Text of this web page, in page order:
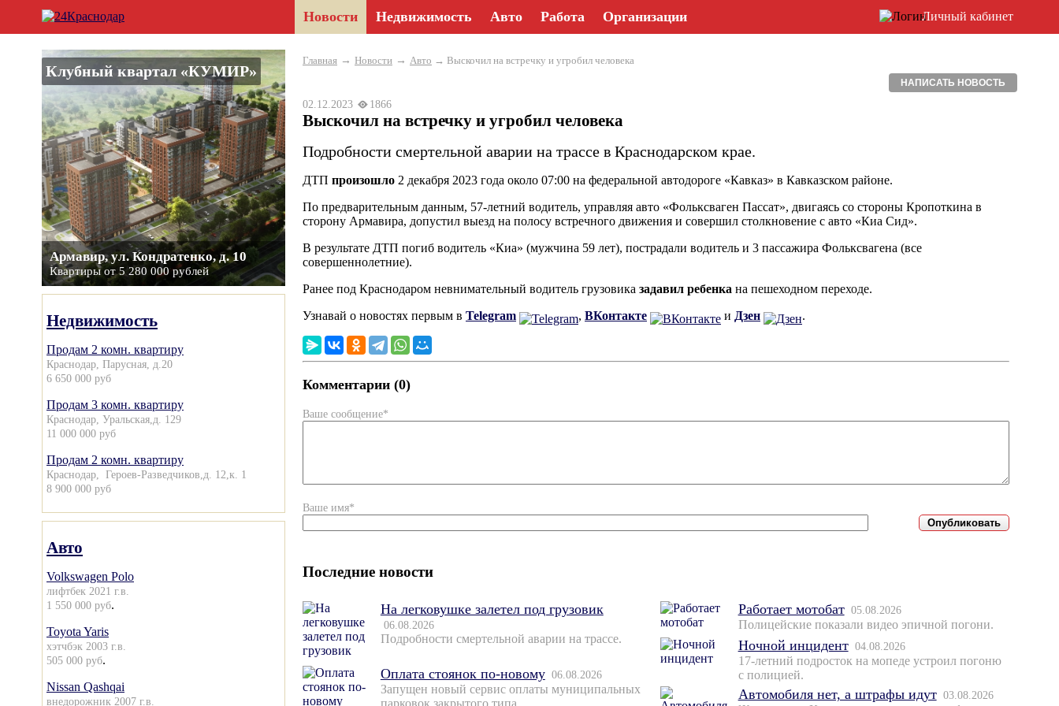
Новости Недвижимость Авто Работа Организации Личный кабинет
Клубный квартал «КУМИР»
Армавир, ул. Кондратенко, д. 10
Квартиры от 5 280 000 рублей
Недвижимость
Продам 2 комн. квартиру
Краснодар, Парусная, д.20
6 650 000 руб
Продам 3 комн. квартиру
Краснодар, Уральская,д. 129
11 000 000 руб
Продам 2 комн. квартиру
Краснодар, Героев-Разведчиков,д. 12,к. 1
8 900 000 руб
Авто
Volkswagen Polo
лифтбек 2021 г.в.
1 550 000 руб.
Toyota Yaris
хэтчбэк 2003 г.в.
505 000 руб.
Nissan Qashqai
внедорожник 2007 г.в.
Главная → Новости → Авто → Выскочил на встречку и угробил человека
НАПИСАТЬ НОВОСТЬ
02.12.2023 1866
Выскочил на встречку и угробил человека
Подробности смертельной аварии на трассе в Краснодарском крае.
ДТП произошло 2 декабря 2023 года около 07:00 на федеральной автодороге «Кавказ» в Кавказском районе.
По предварительным данным, 57-летний водитель, управляя авто «Фольксваген Пассат», двигаясь со стороны Кропоткина в
сторону Армавира, допустил выезд на полосу встречного движения и совершил столкновение с авто «Киа Сид».
В результате ДТП погиб водитель «Киа» (мужчина 59 лет), пострадали водитель и 3 пассажира Фольксвагена (все
совершеннолетние).
Ранее под Краснодаром невнимательный водитель грузовика задавил ребенка на пешеходном переходе.
Узнавай о новостях первым в Telegram , ВКонтакте и Дзен .
Комментарии (0)
Ваше сообщение*
Ваше имя*
Последние новости
На легковушке залетел под грузовик
06.08.2026
Подробности смертельной аварии на трассе.
Оплата стоянок по-новому 06.08.2026
Запущен новый сервис оплаты муниципальных
Работает мотобат 05.08.2026
Полицейские показали видео эпичной погони.
Ночной инцидент 04.08.2026
17-летний подросток на мопеде устроил погоню
с полицией.
Автомобиля нет, а штрафы идут 03.08.2026